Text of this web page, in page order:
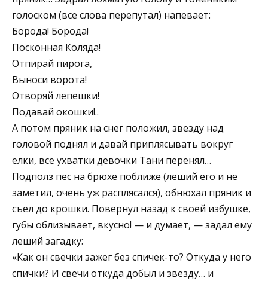
голоском (все слова перепутал) напевает:
Борода! Борода!
Посконная Коляда!
Отпирай пирога,
Выноси ворота!
Отворяй лепешки!
Подавай окошки!..
А потом пряник на снег положил, звезду над
головой поднял и давай приплясывать вокруг
елки, все ухватки девочки Тани перенял…
Подполз пес на брюхе поближе (леший его и не
заметил, очень уж расплясался), обнюхал пряник и
съел до крошки. Повернул назад к своей избушке,
губы облизывает, вкусно! — и думает, — задал ему
леший загадку:
«Как он свечки зажег без спичек-то? Откуда у него
спички? И свечи откуда добыл и звезду… и